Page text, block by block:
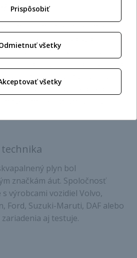
a veľa jazdia. Vialle je tu aj
svojich pôvodných vlastností,
Vialle, rovnako ako
plyn bol
značkám áut. Spoločnosť
výrobcami vozidiel Volvo,
Ford, Suzuki-Maruti, DAF alebo
aj testuje.
Prispôsobiť
všetky
všetky